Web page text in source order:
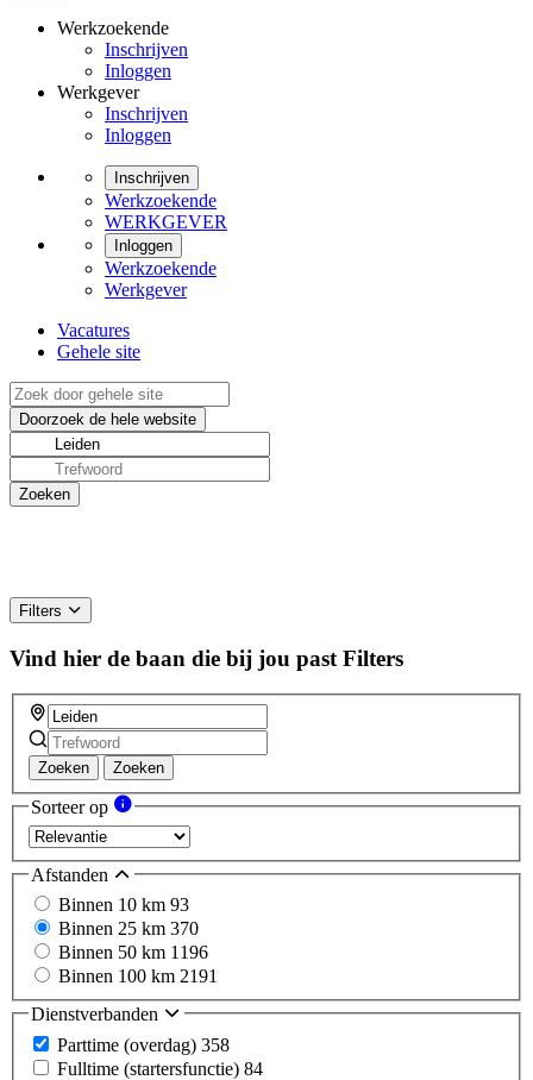
Werkzoekende
Inschrijven
Inloggen
Werkgever
Inschrijven
Inloggen
Inschrijven
Werkzoekende
WERKGEVER
Inloggen
Werkzoekende
Werkgever
Vacatures
Gehele site
Filters
Vind hier de baan die bij jou past Filters
Zoeken Zoeken
Sorteer op
Afstanden
Binnen 10 km 93
Binnen 25 km 370
Binnen 50 km 1196
Binnen 100 km 2191
Dienstverbanden
Parttime (overdag) 358
Fulltime (startersfunctie) 84